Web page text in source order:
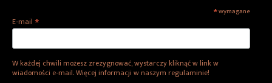
*wymagane
E-mail *
W każdej chwili możesz zrezygnować, wystarczy kliknąć w link w
wiadomości e-mail. Więcej informacji w naszym regulaminie!